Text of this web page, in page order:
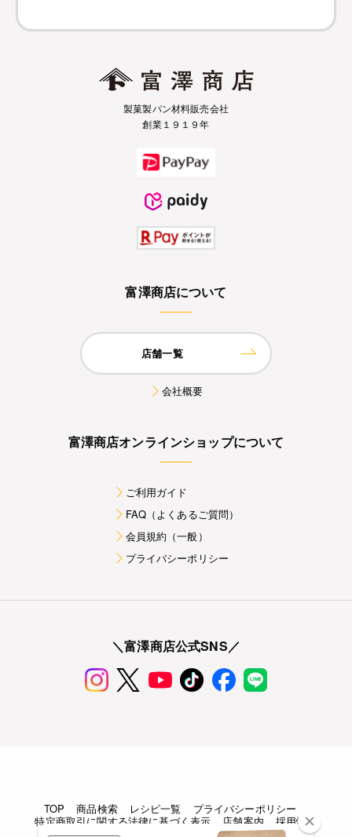
製菓製パン材料販売会社
創業１９１９年
富澤商店について
店舗一覧
会社概要
富澤商店オンラインショップについて
ご利用ガイド
FAQ（よくあるご質問）
会員規約（一般）
プライバシーポリシー
＼富澤商店公式SNS／
TOP 商品検索 レシピ一覧
プライバシーポリシー
特定商取引に関する法律に基づく表示
店舗案内 採用情報